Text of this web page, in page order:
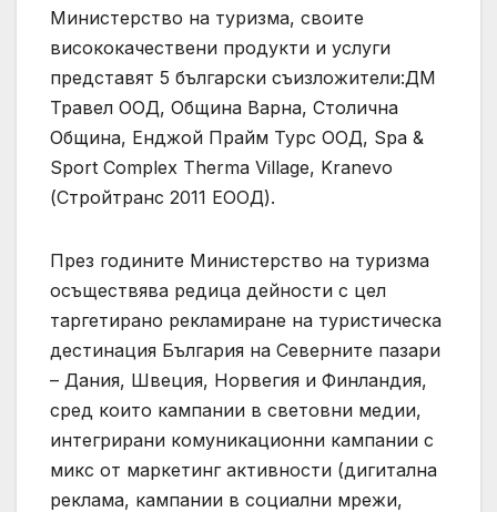
Министерство на туризма, своите
висококачествени продукти и услуги
представят 5 български съизложители:ДМ
Травел ООД, Община Варна, Столична
Община, Енджой Прайм Турс ООД, Spa &
Sport Complex Therma Village, Kranevo
(Стройтранс 2011 ЕООД).
През годините Министерство на туризма
осъществява редица дейности с цел
таргетирано рекламиране на туристическа
дестинация България на Северните пазари
– Дания, Швеция, Норвегия и Финландия,
сред които кампании в световни медии,
интегрирани комуникационни кампании с
микс от маркетинг активности (дигитална
реклама, кампании в социални мрежи,